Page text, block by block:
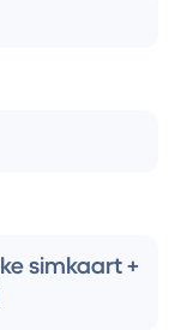
simkaart +